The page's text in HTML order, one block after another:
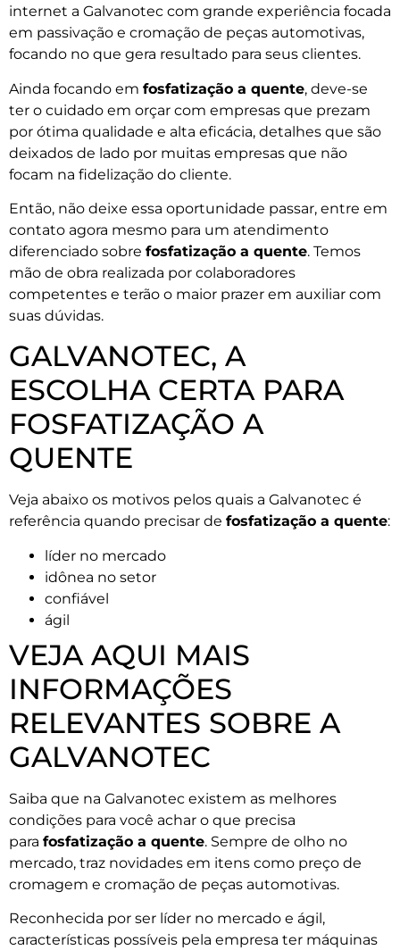
internet a Galvanotec com grande experiência focada
em passivação e cromação de peças automotivas,
focando no que gera resultado para seus clientes.
Ainda focando em fosfatização a quente, deve-se
ter o cuidado em orçar com empresas que prezam
por ótima qualidade e alta eficácia, detalhes que são
deixados de lado por muitas empresas que não
focam na fidelização do cliente.
Então, não deixe essa oportunidade passar, entre em
contato agora mesmo para um atendimento
diferenciado sobre fosfatização a quente. Temos
mão de obra realizada por colaboradores
competentes e terão o maior prazer em auxiliar com
suas dúvidas.
GALVANOTEC, A
ESCOLHA CERTA PARA
FOSFATIZAÇÃO A
QUENTE
Veja abaixo os motivos pelos quais a Galvanotec é
referência quando precisar de fosfatização a quente:
líder no mercado
idônea no setor
confiável
ágil
VEJA AQUI MAIS
INFORMAÇÕES
RELEVANTES SOBRE A
GALVANOTEC
Saiba que na Galvanotec existem as melhores
condições para você achar o que precisa
para fosfatização a quente. Sempre de olho no
mercado, traz novidades em itens como preço de
cromagem e cromação de peças automotivas.
Reconhecida por ser líder no mercado e ágil,
características possíveis pela empresa ter máquinas